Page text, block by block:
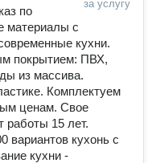
за услугу
по
материалы с
кухни.
покрытием: ПВХ,
из массива.
Комплектуем
ценам. Свое
работы 15 лет.
вариантов кухонь с
кухни -